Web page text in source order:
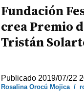
Fundación
crea Premio
Tristán
Publicado 2019/07/22
Rosalina Orocú Mojica/